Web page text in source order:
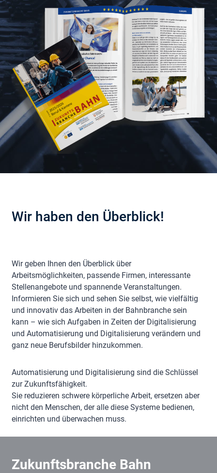
Wir haben den Überblick!
Wir geben Ihnen den Überblick über
Arbeitsmöglichkeiten, passende Firmen, interessante
Stellenangebote und spannende Veranstaltungen.
Informieren Sie sich und sehen Sie selbst, wie vielfältig
und innovativ das Arbeiten in der Bahnbranche sein
kann – wie sich Aufgaben in Zeiten der Digitalisierung
und Automatisierung und Digitalisierung verändern und
ganz neue Berufsbilder hinzukommen.
Automatisierung und Digitalisierung sind die Schlüssel
zur Zukunftsfähigkeit.
Sie reduzieren schwere körperliche Arbeit, ersetzen aber
nicht den Menschen, der alle diese Systeme bedienen,
einrichten und überwachen muss.
Zukunftsbranche Bahn